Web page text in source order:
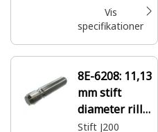
Vis
specifikationer
8E-6208: 11,13
mm stift
diameter rillet
stift
Stift J200